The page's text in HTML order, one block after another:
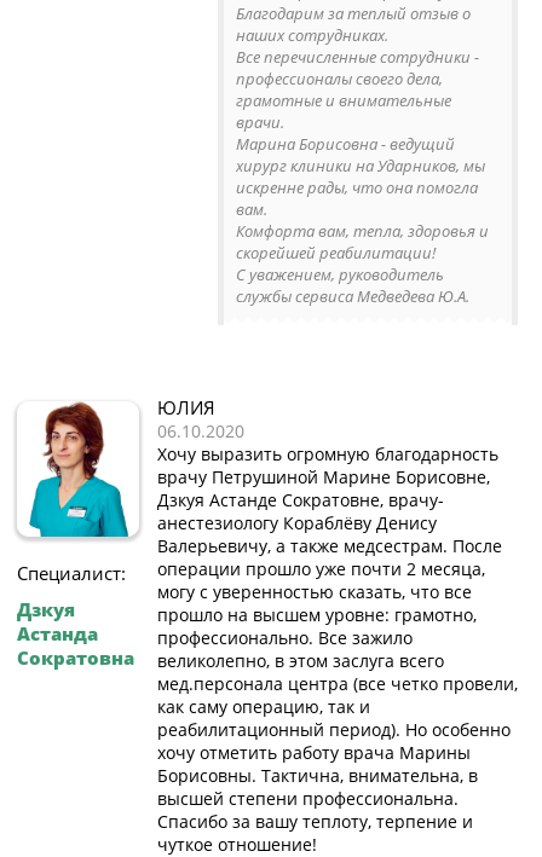
Благодарим за теплый отзыв о
наших сотрудниках.
Все перечисленные сотрудники -
профессионалы своего дела,
грамотные и внимательные
врачи.
Марина Борисовна - ведущий
хирург клиники на Ударников, мы
искренне рады, что она помогла
вам.
Комфорта вам, тепла, здоровья и
скорейшей реабилитации!
С уважением, руководитель
службы сервиса Медведева Ю.А.
Специалист:
Дзкуя
Астанда
Сократовна
ЮЛИЯ
06.10.2020
Хочу выразить огромную благодарность
врачу Петрушиной Марине Борисовне,
Дзкуя Астанде Сократовне, врачу-
анестезиологу Кораблёву Денису
Валерьевичу, а также медсестрам. После
операции прошло уже почти 2 месяца,
могу с уверенностью сказать, что все
прошло на высшем уровне: грамотно,
профессионально. Все зажило
великолепно, в этом заслуга всего
мед.персонала центра (все четко провели,
как саму операцию, так и
реабилитационный период). Но особенно
хочу отметить работу врача Марины
Борисовны. Тактична, внимательна, в
высшей степени профессиональна.
Спасибо за вашу теплоту, терпение и
чуткое отношение!